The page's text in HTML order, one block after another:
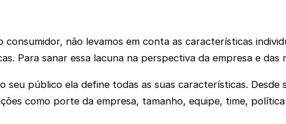
não levamos em conta as características
Para sanar essa lacuna na perspectiva da empresa e
seu público ela define todas as suas características.
como porte da empresa, tamanho, equipe, time,